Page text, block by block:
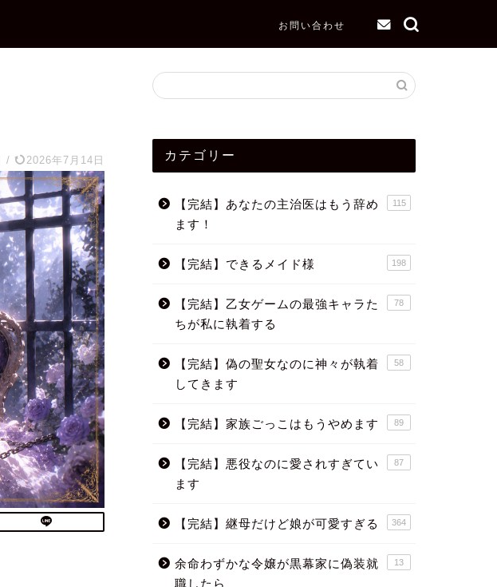
お問い合わせ
/ 2026年7月14日 カテゴリー
【完結】あなたの主治医はもう辞め
ます！
115
【完結】できるメイド様 198
【完結】乙女ゲームの最強キャラた
ちが私に執着する
78
【完結】偽の聖女なのに神々が執着
してきます
58
【完結】家族ごっこはもうやめます 89
【完結】悪役なのに愛されすぎてい
ます
87
【完結】継母だけど娘が可愛すぎる 364
余命わずかな令嬢が黒幕家に偽装就
職したら
13